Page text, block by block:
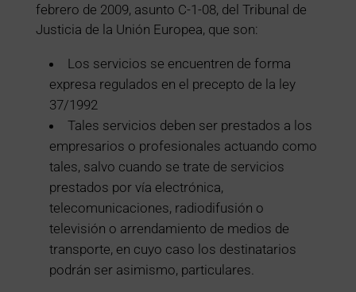
febrero de 2009, asunto C-1-08, del Tribunal de
Justicia de la Unión Europea, que son:
Los servicios se encuentren de forma
expresa regulados en el precepto de la ley
37/1992
Tales servicios deben ser prestados a los
empresarios o profesionales actuando como
tales, salvo cuando se trate de servicios
prestados por vía electrónica,
telecomunicaciones, radiodifusión o
televisión o arrendamiento de medios de
transporte, en cuyo caso los destinatarios
podrán ser asimismo, particulares.